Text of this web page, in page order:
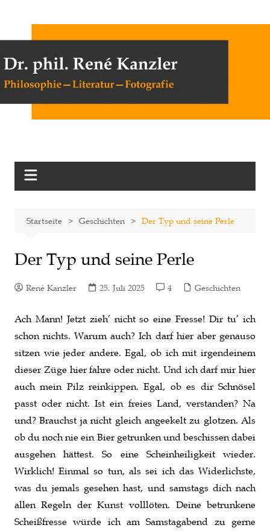
springen
Startseite Geschichten Der Typ und seine Perle
Der Typ und seine Perle
René Kanzler 25. Juli 2025 4 Geschichten
Ach Mann! Jetzt zieh’ nicht so eine Fresse! Dir tu’ ich
schon nichts. Warum auch? Ich darf hier aber genauso
sitzen wie jeder andere. Egal, ob ich mit irgendeinem
dieser Züge hier fahre oder nicht. Und ich darf mir hier
auch mein Pilz reinkippen. Egal, ob es dir Schnösel
passt oder nicht. Ist ein freies Land, verstanden? Na
und? Brauchst ja nicht gleich angeekelt zu glotzen. Als
ob du noch nie ein Bier getrunken und beschissen dabei
ausgehen hättest. So eine Scheinheiligkeit wieder.
Wirklich! Einmal so tun, als sei ich das Widerlichste,
was du jemals gesehen hast, und samstags dich nach
allen Regeln der Kunst volllöten. Deine betrunkene
Scheißfresse würde ich am Samstagabend zu gerne